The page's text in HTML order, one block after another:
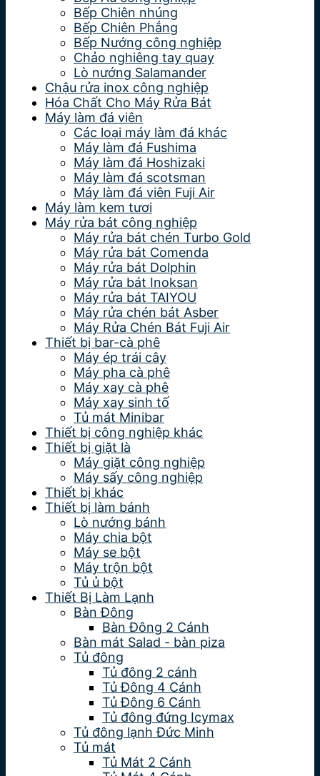
Bếp Chiên nhúng
Bếp Chiên Phẳng
Bếp Nướng công nghiệp
Chảo nghiêng tay quay
Lò nướng Salamander
Chậu rửa inox công nghiệp
Hóa Chất Cho Máy Rửa Bát
Máy làm đá viên
Các loại máy làm đá khác
Máy làm đá Fushima
Máy làm đá Hoshizaki
Máy làm đá scotsman
Máy làm đá viên Fuji Air
Máy làm kem tươi
Máy rửa bát công nghiệp
Máy rửa bát chén Turbo Gold
Máy rửa bát Comenda
Máy rửa bát Dolphin
Máy rửa bát Inoksan
Máy rửa bát TAIYOU
Máy rửa chén bát Asber
Máy Rửa Chén Bát Fuji Air
Thiết bị bar-cà phê
Máy ép trái cây
Máy pha cà phê
Máy xay cà phê
Máy xay sinh tố
Tủ mát Minibar
Thiết bị công nghiệp khác
Thiết bị giặt là
Máy giặt công nghiệp
Máy sấy công nghiệp
Thiết bị khác
Thiết bị làm bánh
Lò nướng bánh
Máy chia bột
Máy se bột
Máy trộn bột
Tủ ủ bột
Thiết Bị Làm Lạnh
Bàn Đông
Bàn Đông 2 Cánh
Bàn mát Salad - bàn piza
Tủ đông
Tủ đông 2 cánh
Tủ Đông 4 Cánh
Tủ Đông 6 Cánh
Tủ đông đứng Icymax
Tủ đông lạnh Đức Minh
Tủ mát
Tủ Mát 2 Cánh